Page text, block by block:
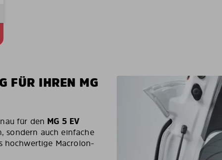
FÜR IHREN MG
für den MG 5 EV
sondern auch einfache
hochwertige Macrolon-